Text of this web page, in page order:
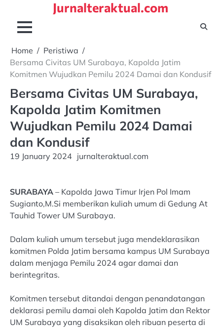
content
Jurnalteraktual.com
Home
Peristiwa
Bersama Civitas UM Surabaya, Kapolda Jatim
Komitmen Wujudkan Pemilu 2024 Damai dan Kondusif
Bersama Civitas UM Surabaya,
Kapolda Jatim Komitmen
Wujudkan Pemilu 2024 Damai
dan Kondusif
19 January 2024 jurnalteraktual.com
SURABAYA – Kapolda Jawa Timur Irjen Pol Imam
Sugianto,M.Si memberikan kuliah umum di Gedung At
Tauhid Tower UM Surabaya.
Dalam kuliah umum tersebut juga mendeklarasikan
komitmen Polda Jatim bersama kampus UM Surabaya
dalam menjaga Pemilu 2024 agar damai dan
berintegritas.
Komitmen tersebut ditandai dengan penandatangan
deklarasi pemilu damai oleh Kapolda Jatim dan Rektor
UM Surabaya yang disaksikan oleh ribuan peserta di